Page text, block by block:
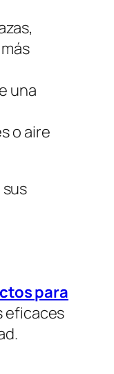
una
o aire
para
eficaces